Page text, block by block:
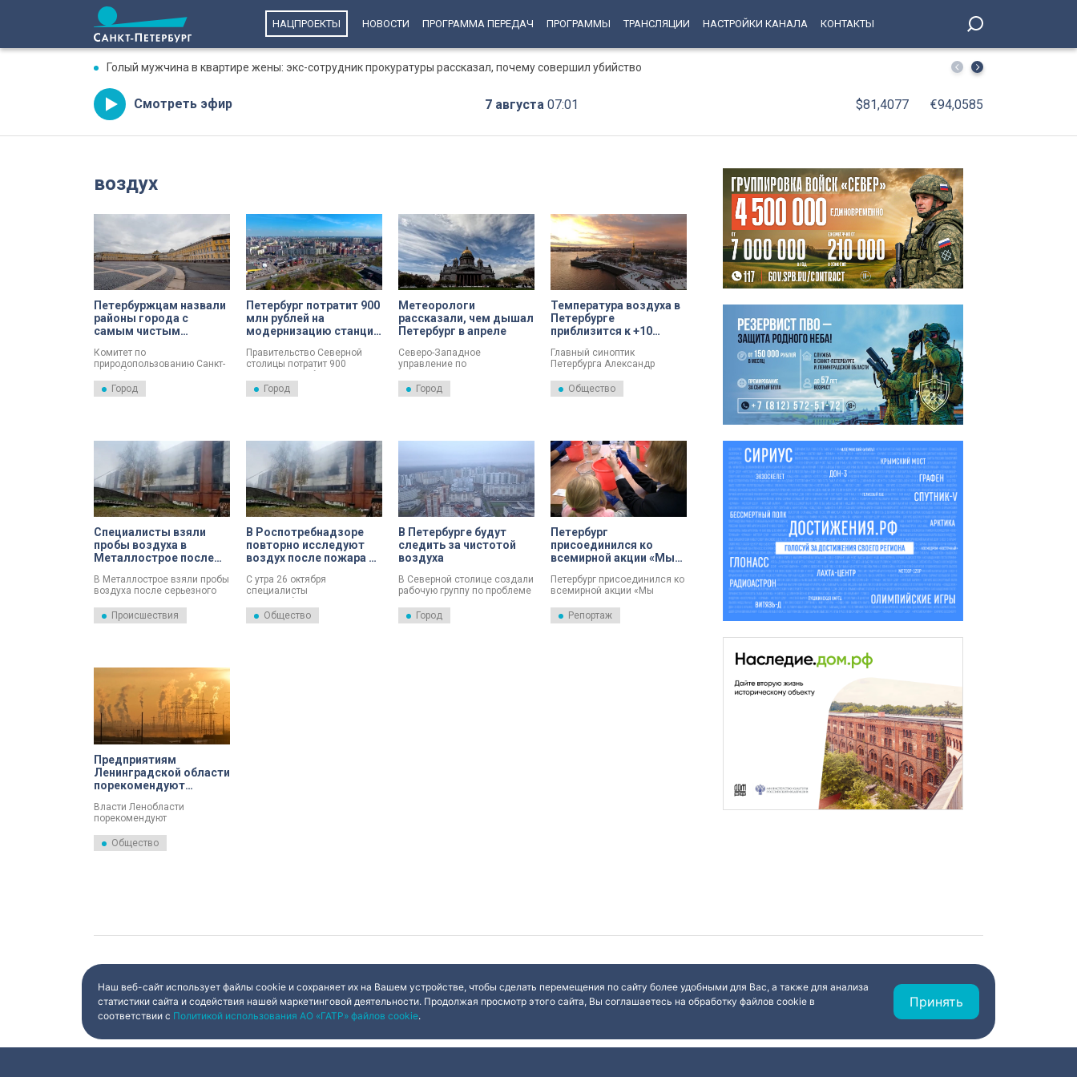
НАЦПРОЕКТЫ НОВОСТИ ПРОГРАММА ПЕРЕДАЧ ПРОГРАММЫ ТРАНСЛЯЦИИ НАСТРОЙКИ КАНАЛА КОНТАКТЫ
Голый мужчина в квартире жены: экс-сотрудник прокуратуры рассказал, почему совершил убийство В Петербург вернулись юные победители
Смотреть эфир 7 августа 07:01 $81,4077 €94,0585
воздух
Петербуржцам назвали
районы города с
самым чистым
Комитет по
природопользованию Санкт-
районов города с самым
чистым воздухом.
Город
Петербург потратит 900
млн рублей на
модернизацию станций
Правительство Северной
столицы потратит 900
обновление автоматических
станций мониторинга
Город
Метеорологи
рассказали, чем дышал
Петербург в апреле
Северо-Западное
управление по
мониторингу окружающей
среды систематически
результаты анализа воздуха
Город
Температура воздуха в
Петербурге
приблизится к +10
Главный синоптик
Петербурга Александр
Telegram-канале о погоде в
городе сегодня.
Общество
Специалисты взяли
пробы воздуха в
Металлострое после
складе
В Металлострое взяли пробы
воздуха после серьезного
Происшествия
В Роспотребнадзоре
повторно исследуют
воздух после пожара в
С утра 26 октября
специалисты
взяли пробы воздуха после
пожара на складе в
Общество
В Петербурге будут
следить за чистотой
воздуха
В Северной столице создали
рабочую группу по проблеме
городе. Ее организовали при
Законодательном собрании,
Город
Петербург
присоединился ко
всемирной акции «Мы
Петербург присоединился ко
всемирной акции «Мы
ежегодно, и основная
задача — привлечь
Репортаж
Предприятиям
Ленинградской области
порекомендуют
для оценки загрязнений
Власти Ленобласти
порекомендуют
датчики для оценки
загрязнений.
Общество
Наш веб-сайт использует файлы cookie и сохраняет их на Вашем устройстве, чтобы сделать перемещения по сайту более удобными для Вас, а также для анализа
статистики сайта и содействия нашей маркетинговой деятельности. Продолжая просмотр этого сайта, Вы соглашаетесь на обработку файлов cookie в
соответствии с Политикой использования АО «ГАТР» файлов cookie.
Принять